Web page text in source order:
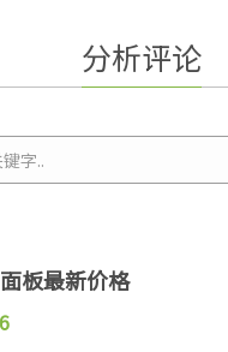
分析评论
板最新价格